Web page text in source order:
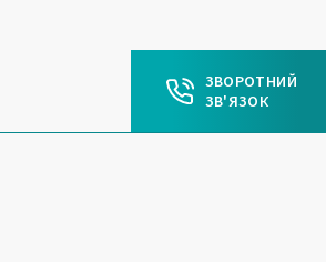
ЗВОРОТНИЙ
ЗВ'ЯЗОК